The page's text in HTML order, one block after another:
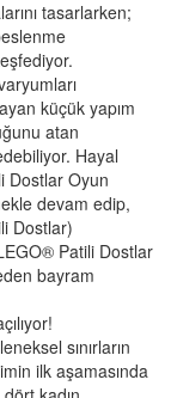
tasarlarken;
küçük yapım
atan
Hayal
Dostlar Oyun
devam edip,
Dostlar)
Patili Dostlar
bayram
sınırların
ilk aşamasında